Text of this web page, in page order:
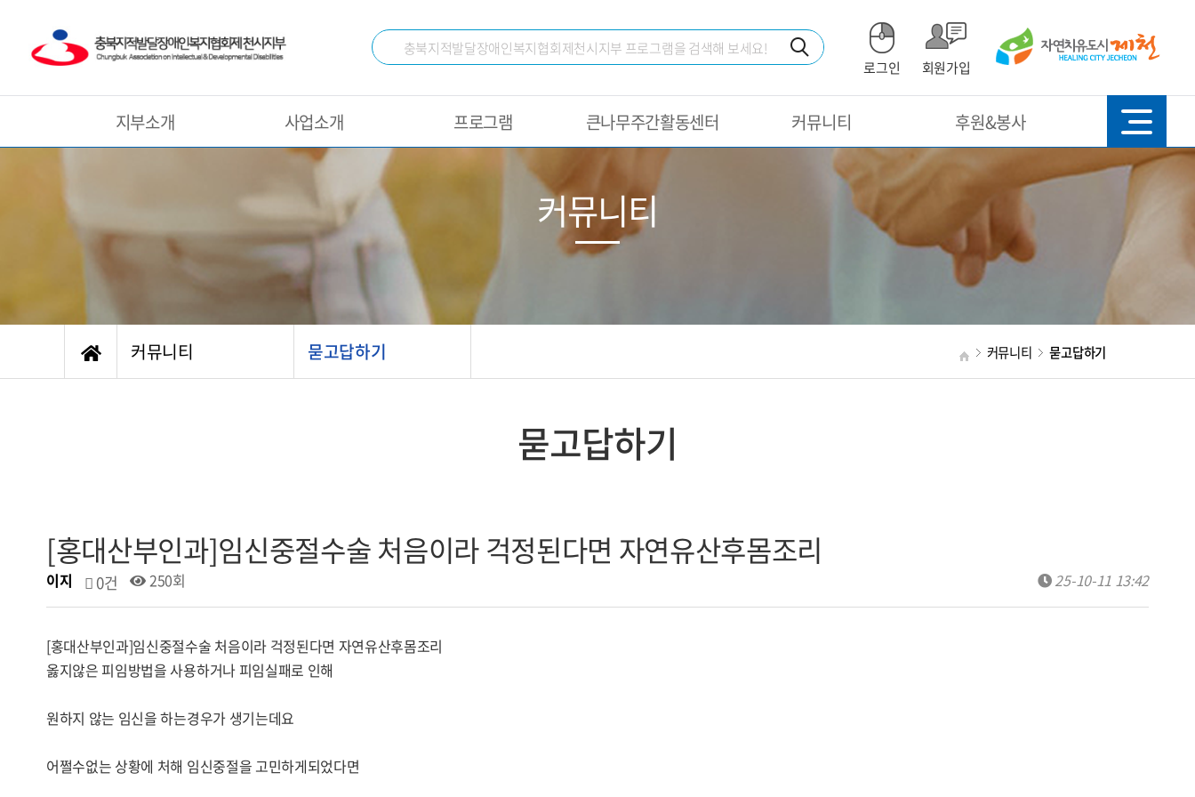
로그인 회원가입
지부소개 사업소개 프로그램 큰나무주간활동센터 커뮤니티 후원&봉사
커뮤니티 묻고답하기 커뮤니티 묻고답하기
커뮤니티
묻고답하기
[홍대산부인과]임신중절수술 처음이라 걱정된다면 자연유산후몸조리
이지 0건 250회 25-10-11 13:42
[홍대산부인과]임신중절수술 처음이라 걱정된다면 자연유산후몸조리
옳지않은 피임방법을 사용하거나 피임실패로 인해
원하지 않는 임신을 하는경우가 생기는데요
어쩔수없는 상황에 처해 임신중절을 고민하게되었다면